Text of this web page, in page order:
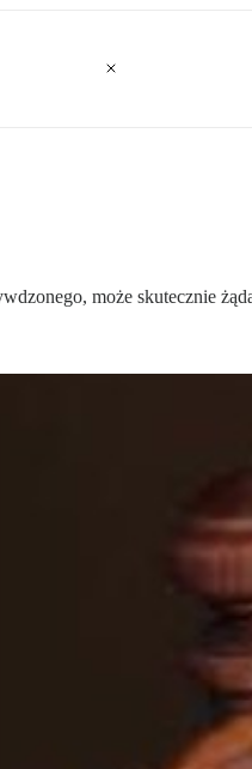
może skutecznie